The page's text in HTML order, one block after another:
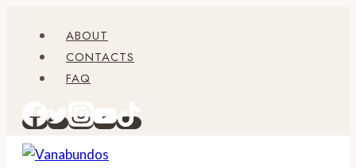
springen
ABOUT
CONTACTS
FAQ